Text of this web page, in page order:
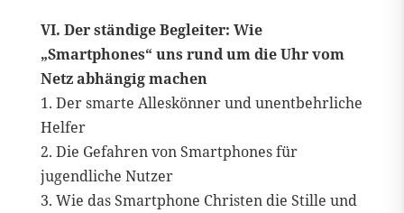
VI. Der ständige Begleiter: Wie
„Smartphones“ uns rund um die Uhr vom
Netz abhängig machen
1. Der smarte Alleskönner und unentbehrliche
Helfer
2. Die Gefahren von Smartphones für
jugendliche Nutzer
3. Wie das Smartphone Christen die Stille und